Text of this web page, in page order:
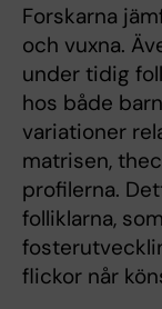
Forskarna
och vuxna.
under tidig
hos både
variationer
matrisen,
profilerna.
folliklarna,
flickor når